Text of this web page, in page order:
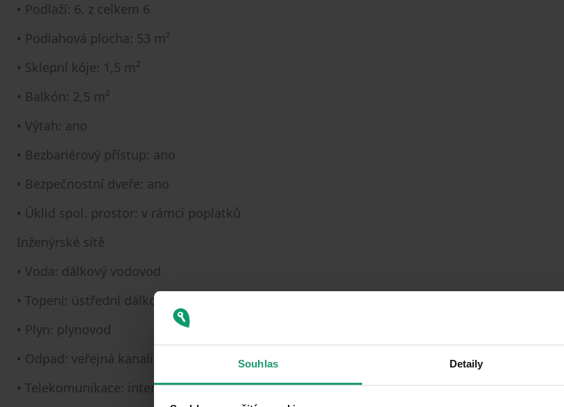
Souhlas Detaily
• Podlaží: 6. z celkem 6
• Podlahová plocha: 53 m²
• Sklepní kóje: 1,5 m²
• Balkón: 2,5 m²
• Výtah: ano
• Bezbariérový přístup: ano
• Bezpečnostní dveře: ano
• Úklid spol. prostor: v rámci poplatků
Inženýrské sítě
• Voda: dálkový vodovod
• Topení: ústřední dálkové
• Plyn: plynovod
• Odpad: veřejná kanalizace
• Telekomunikace: internet, kabelová televize